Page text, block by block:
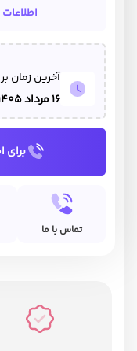
آخرین زمان
16 مرداد 1405 - 20:48
برای
تماس با ما